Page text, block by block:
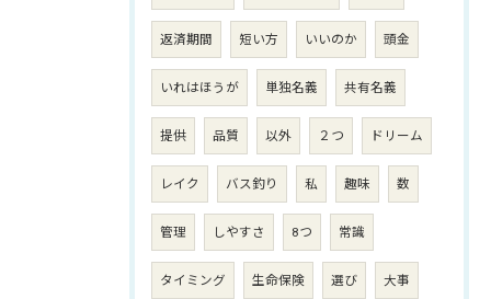
返済期間 短い方 いいのか 頭金
いれはほうが 単独名義 共有名義
提供 品質 以外 ２つ ドリーム
レイク バス釣り 私 趣味 数
管理 しやすさ 8つ 常識
タイミング 生命保険 選び 大事